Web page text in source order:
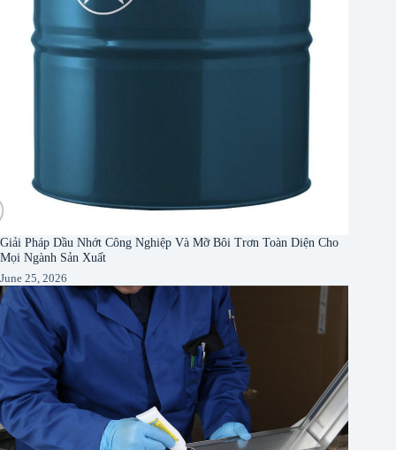
Giải Pháp Dầu Nhớt Công Nghiệp Và Mỡ Bôi Trơn Toàn Diện Cho
Mọi Ngành Sản Xuất
June 25, 2026